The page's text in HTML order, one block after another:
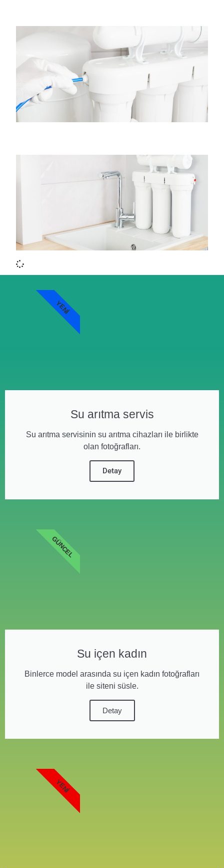
Su arıtma servis
Su arıtma servisinin su arıtma cihazları ile birlikte
olan fotoğrafları.
Detay
YENI
Su içen kadın
Binlerce model arasında su içen kadın fotoğrafları
ile siteni süsle.
Detay
GÜNCEL
YENI